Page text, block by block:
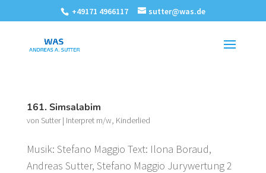
+49171 4966117 sutter@was.de
161. Simsalabim
von Sutter| Interpret m/w, Kinderlied
Musik: Stefano Maggio Text: Ilona Boraud,
Andreas Sutter, Stefano Maggio Jurywertung 2